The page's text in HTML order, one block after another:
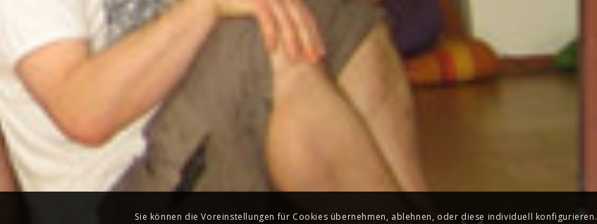
Sie können die Voreinstellungen für Cookies übernehmen, ablehnen, oder diese individuell konfigurieren.